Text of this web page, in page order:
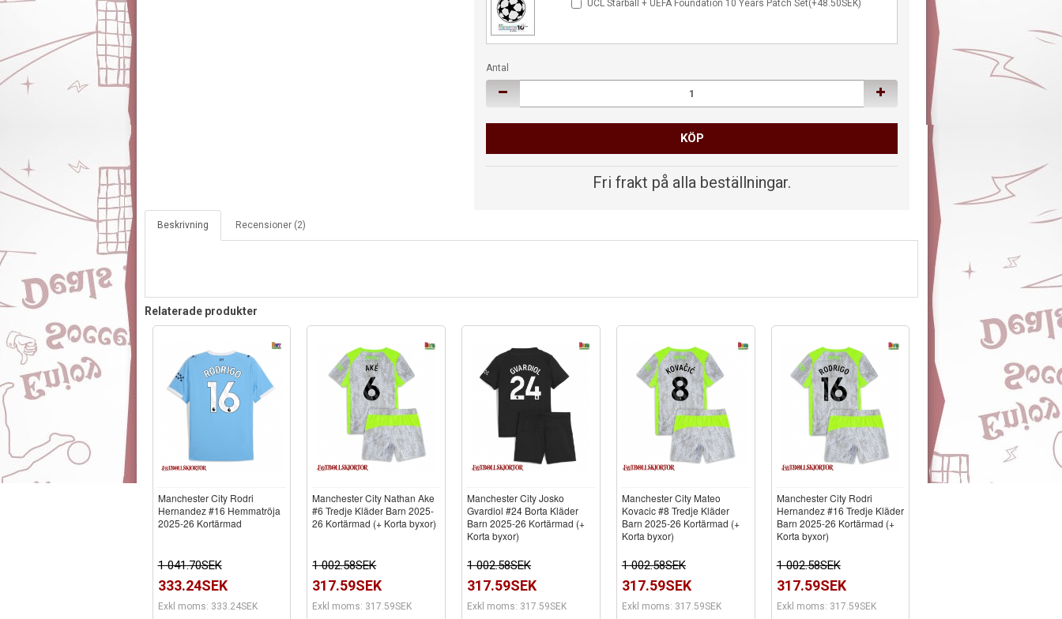
UCL Starball + UEFA Foundation 10 Years Patch Set(+48.50SEK)
Antal
KÖP
Fri frakt på alla beställningar.
Beskrivning Recensioner (2)
Relaterade produkter
Manchester City Rodri
Hernandez #16 Hemmatröja
2025-26 Kortärmad
1 041.70SEK
333.24SEK
Exkl moms: 333.24SEK
Manchester City Nathan Ake
#6 Tredje Kläder Barn 2025-
26 Kortärmad (+ Korta byxor)
1 002.58SEK
317.59SEK
Exkl moms: 317.59SEK
Manchester City Josko
Gvardiol #24 Borta Kläder
Barn 2025-26 Kortärmad (+
Korta byxor)
1 002.58SEK
317.59SEK
Exkl moms: 317.59SEK
Manchester City Mateo
Kovacic #8 Tredje Kläder
Barn 2025-26 Kortärmad (+
Korta byxor)
1 002.58SEK
317.59SEK
Exkl moms: 317.59SEK
Manchester City Rodri
Hernandez #16 Tredje Kläder
Barn 2025-26 Kortärmad (+
Korta byxor)
1 002.58SEK
317.59SEK
Exkl moms: 317.59SEK